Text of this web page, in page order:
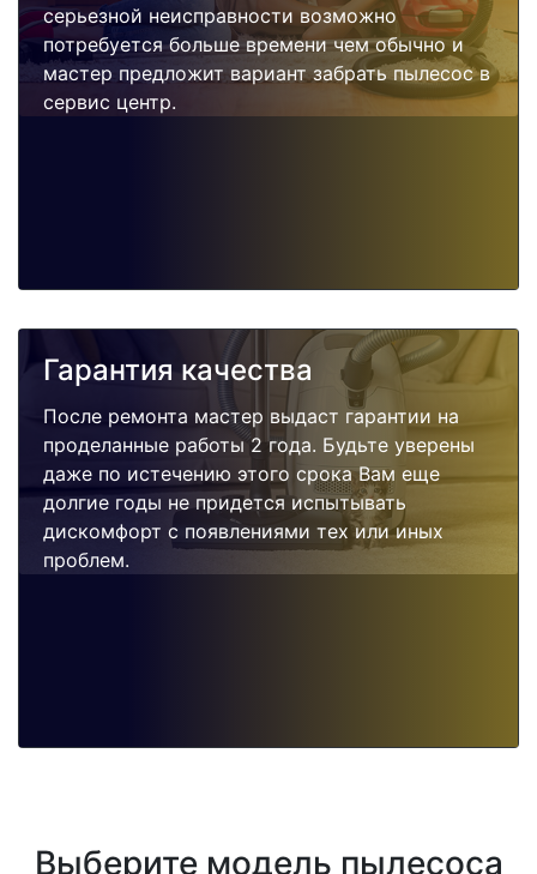
серьезной неисправности возможно
потребуется больше времени чем обычно и
мастер предложит вариант забрать пылесос в
сервис центр.
Гарантия качества
После ремонта мастер выдаст гарантии на
проделанные работы 2 года. Будьте уверены
даже по истечению этого срока Вам еще
долгие годы не придется испытывать
дискомфорт с появлениями тех или иных
проблем.
Выберите модель пылесоса